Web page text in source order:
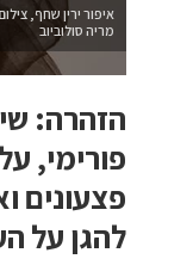
איפור ירין שחף,
מריה סולוביוב
הזהרה:
פורימי,
פצעונים
להגן על